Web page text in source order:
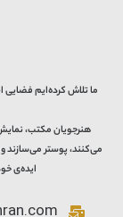
ما تلاش کرده‌ایم فضایی
هنرجویان مکتب،
می‌کنند، پوستر می‌سازند
ایده‌ی